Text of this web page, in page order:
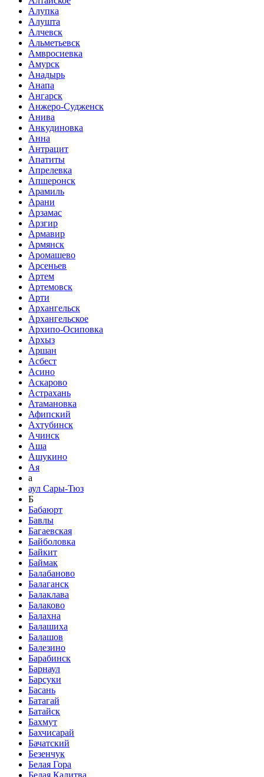
Алупка
Алушта
Алчевск
Альметьевск
Амвросиевка
Амурск
Анадырь
Анапа
Ангарск
Анжеро-Судженск
Анива
Анкудиновка
Анна
Антрацит
Апатиты
Апрелевка
Апшеронск
Арамиль
Арани
Арзамас
Арзгир
Армавир
Армянск
Аромашево
Арсеньев
Артем
Артемовск
Арти
Архангельск
Архангельское
Архипо-Осиповка
Архыз
Аршан
Асбест
Асино
Аскарово
Астрахань
Атамановка
Афипский
Ахтубинск
Ачинск
Аша
Ашукино
Ая
а
аул Сары-Тюз
Б
Бабаюрт
Бавлы
Багаевская
Байболовка
Байкит
Баймак
Балабаново
Балаганск
Балаклава
Балаково
Балахна
Балашиха
Балашов
Балезино
Барабинск
Барнаул
Барсуки
Басань
Батагай
Батайск
Бахмут
Бахчисарай
Бачатский
Безенчук
Белая Гора
Белая Калитва